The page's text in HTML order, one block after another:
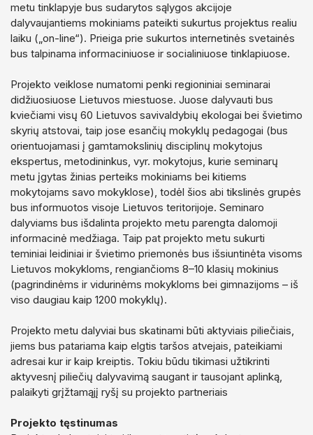
metu tinklapyje bus sudarytos sąlygos akcijoje
dalyvaujantiems mokiniams pateikti sukurtus projektus realiu
laiku („on-line“). Prieiga prie sukurtos internetinės svetainės
bus talpinama informaciniuose ir socialiniuose tinklapiuose.
Projekto veiklose numatomi penki regioniniai seminarai
didžiuosiuose Lietuvos miestuose. Juose dalyvauti bus
kviečiami visų 60 Lietuvos savivaldybių ekologai bei švietimo
skyrių atstovai, taip jose esančių mokyklų pedagogai (bus
orientuojamasi į gamtamokslinių disciplinų mokytojus
ekspertus, metodininkus, vyr. mokytojus, kurie seminarų
metu įgytas žinias perteiks mokiniams bei kitiems
mokytojams savo mokyklose), todėl šios abi tikslinės grupės
bus informuotos visoje Lietuvos teritorijoje. Seminaro
dalyviams bus išdalinta projekto metu parengta dalomoji
informacinė medžiaga. Taip pat projekto metu sukurti
teminiai leidiniai ir švietimo priemonės bus išsiuntinėta visoms
Lietuvos mokykloms, rengiančioms 8–10 klasių mokinius
(pagrindinėms ir vidurinėms mokykloms bei gimnazijoms – iš
viso daugiau kaip 1200 mokyklų).
Projekto metu dalyviai bus skatinami būti aktyviais piliečiais,
jiems bus patariama kaip elgtis taršos atvejais, pateikiami
adresai kur ir kaip kreiptis. Tokiu būdu tikimasi užtikrinti
aktyvesnį piliečių dalyvavimą saugant ir tausojant aplinką,
palaikyti grįžtamąjį ryšį su projekto partneriais
Projekto tęstinumas